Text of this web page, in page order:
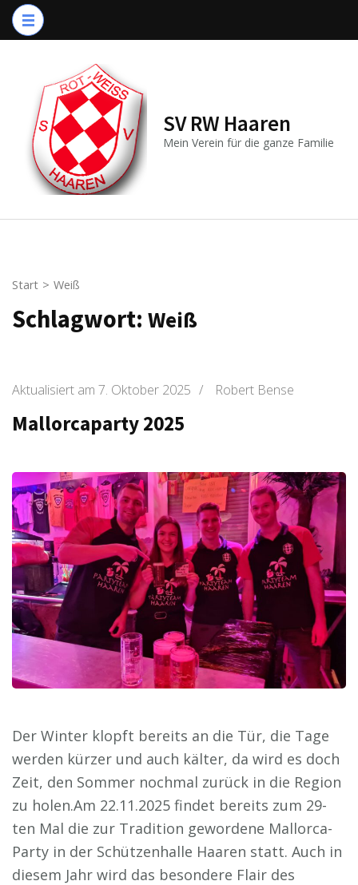
Zum
Inhalt
drücken)
SV RW Haaren
Mein Verein für die ganze Familie
Start > Weiß
Schlagwort: Weiß
Aktualisiert am 7. Oktober 2025 / Robert Bense
Mallorcaparty 2025
Der Winter klopft bereits an die Tür, die Tage
werden kürzer und auch kälter, da wird es doch
Zeit, den Sommer nochmal zurück in die Region
zu holen.Am 22.11.2025 findet bereits zum 29-
ten Mal die zur Tradition gewordene Mallorca-
Party in der Schützenhalle Haaren statt. Auch in
diesem Jahr wird das besondere Flair des